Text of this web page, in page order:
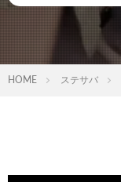
HOME ステサバ